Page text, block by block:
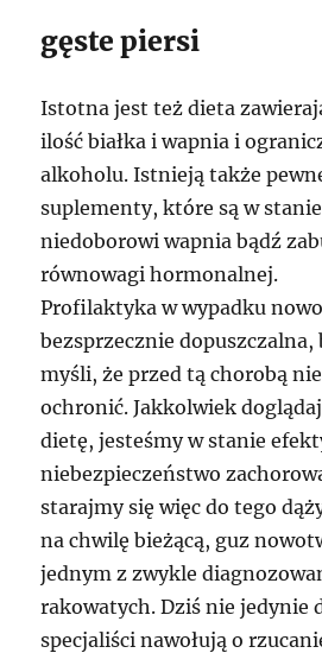
gęste piersi
Istotna jest też dieta
ilość białka i wapnia i
alkoholu. Istnieją także
suplementy, które są w
niedoborowi wapnia bądź
równowagi hormonalnej.
Profilaktyka w wypadku
bezsprzecznie dopuszczalna,
myśli, że przed tą chorobą
ochronić. Jakkolwiek
dietę, jesteśmy w stanie
niebezpieczeństwo
starajmy się więc do tego
na chwilę bieżącą, guz
jednym z zwykle
rakowatych. Dziś nie jedynie
specjaliści nawołują o